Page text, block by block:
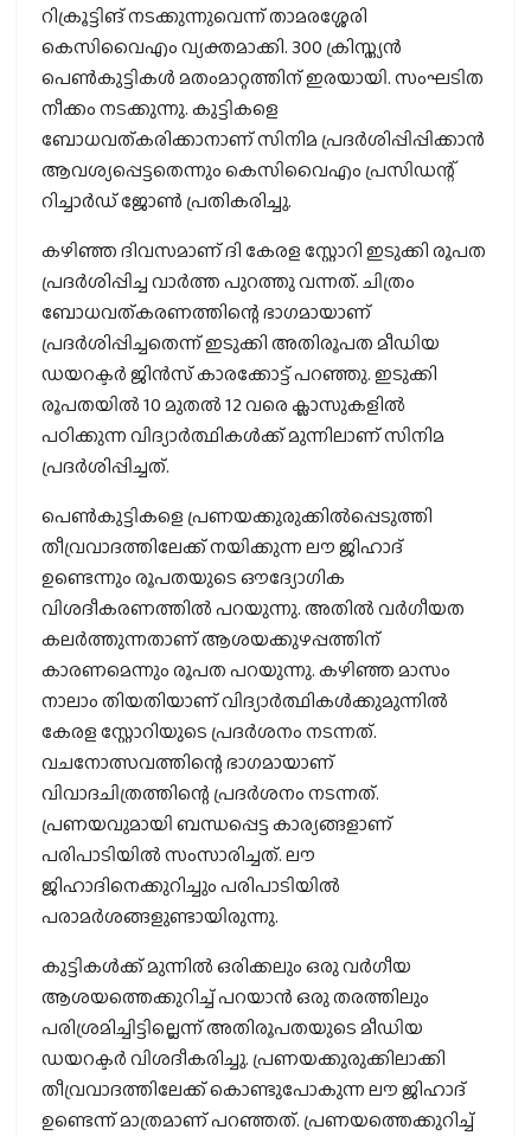
റിക്രൂട്ടിങ് നടക്കുന്നുവെന്ന് താമരശ്ശേരി
കെസിവൈഎം വ്യക്തമാക്കി. 300 ക്രിസ്ത്യന്‍
പെണ്‍കുട്ടികള്‍ മതംമാറ്റത്തിന് ഇരയായി. സംഘടിത
നീക്കം നടക്കുന്നു. കുട്ടികളെ
ബോധവത്കരിക്കാനാണ് സിനിമ പ്രദര്‍ശിപ്പിപ്പിക്കാന്‍
ആവശ്യപ്പെട്ടതെന്നും കെസിവൈഎം പ്രസിഡന്റ്
റിച്ചാര്‍ഡ് ജോണ്‍ പ്രതികരിച്ചു.
കഴിഞ്ഞ ദിവസമാണ് ദി കേരള സ്റ്റോറി ഇടുക്കി രൂപത
പ്രദർശിപ്പിച്ച വാർത്ത പുറത്തു വന്നത്. ചിത്രം
ബോധവത്കരണത്തിന്റെ ഭാഗമായാണ്
പ്രദര്‍ശിപ്പിച്ചതെന്ന് ഇടുക്കി അതിരൂപത മീഡിയ
ഡയറക്ടര്‍ ജിന്‍സ് കാരക്കോട്ട് പറഞ്ഞു. ഇടുക്കി
രൂപതയില്‍ 10 മുതല്‍ 12 വരെ ക്ലാസുകളില്‍
പഠിക്കുന്ന വിദ്യാര്‍ത്ഥികള്‍ക്ക് മുന്നിലാണ് സിനിമ
പ്രദര്‍ശിപ്പിച്ചത്.
പെണ്‍കുട്ടികളെ പ്രണയക്കുരുക്കില്‍പ്പെടുത്തി
തീവ്രവാദത്തിലേക്ക് നയിക്കുന്ന ലൗ ജിഹാദ്
ഉണ്ടെന്നും രൂപതയുടെ ഔദ്യോഗിക
വിശദീകരണത്തില്‍ പറയുന്നു. അതില്‍ വര്‍ഗീയത
കലര്‍ത്തുന്നതാണ് ആശയക്കുഴപ്പത്തിന്
കാരണമെന്നും രൂപത പറയുന്നു. കഴിഞ്ഞ മാസം
നാലാം തിയതിയാണ് വിദ്യാര്‍ത്ഥികള്‍ക്കുമുന്നില്‍
കേരള സ്റ്റോറിയുടെ പ്രദര്‍ശനം നടന്നത്.
വചനോത്സവത്തിന്റെ ഭാഗമായാണ്
വിവാദചിത്രത്തിന്റെ പ്രദര്‍ശനം നടന്നത്.
പ്രണയവുമായി ബന്ധപ്പെട്ട കാര്യങ്ങളാണ്
പരിപാടിയില്‍ സംസാരിച്ചത്. ലൗ
ജിഹാദിനെക്കുറിച്ചും പരിപാടിയില്‍
പരാമര്‍ശങ്ങളുണ്ടായിരുന്നു.
കുട്ടികള്‍ക്ക് മുന്നില്‍ ഒരിക്കലും ഒരു വര്‍ഗീയ
ആശയത്തെക്കുറിച്ച് പറയാന്‍ ഒരു തരത്തിലും
പരിശ്രമിച്ചിട്ടില്ലെന്ന് അതിരൂപതയുടെ മീഡിയ
ഡയറക്ടര്‍ വിശദീകരിച്ചു. പ്രണയക്കുരുക്കിലാക്കി
തീവ്രവാദത്തിലേക്ക് കൊണ്ടുപോകുന്ന ലൗ ജിഹാദ്
ഉണ്ടെന്ന് മാത്രമാണ് പറഞ്ഞത്. പ്രണയത്തെക്കുറിച്ച്